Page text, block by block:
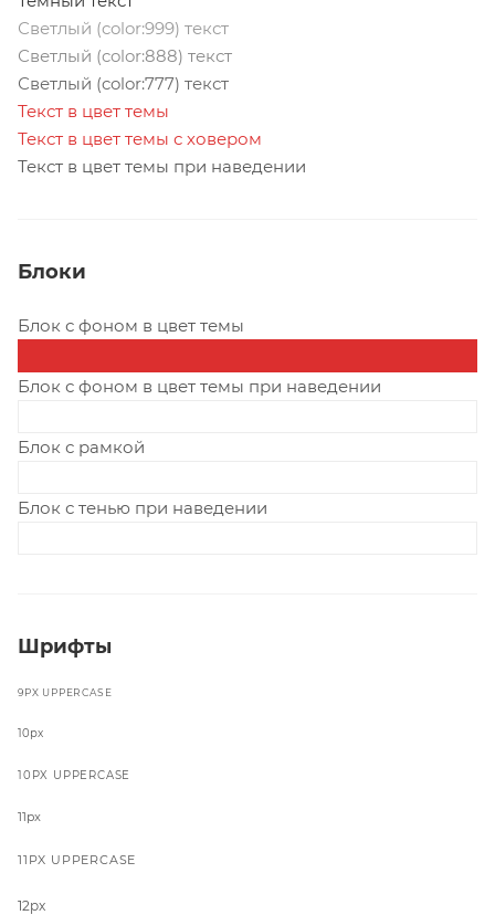
Светлый (color:999) текст
Светлый (color:888) текст
Светлый (color:777) текст
Текст в цвет темы
Текст в цвет темы с ховером
Текст в цвет темы при наведении
Блоки
Блок с фоном в цвет темы
Блок с фоном в цвет темы при наведении
Блок с рамкой
Блок с тенью при наведении
Шрифты
9PX UPPERCASE
10px
10PX UPPERCASE
11px
11PX UPPERCASE
12px